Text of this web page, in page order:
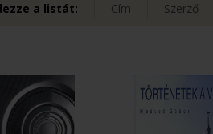
a listát: Cím Szerző